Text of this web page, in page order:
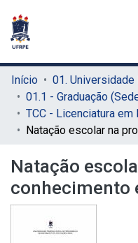
Início
01.1 - Graduação
Natação
conhecimento